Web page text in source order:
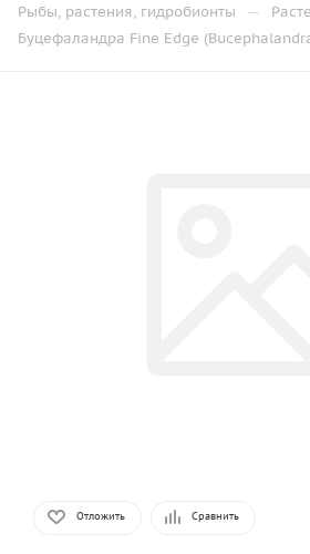
Рыбы, растения, гидробионты —
Буцефаландра Fine Edge
Отложить Сравнить